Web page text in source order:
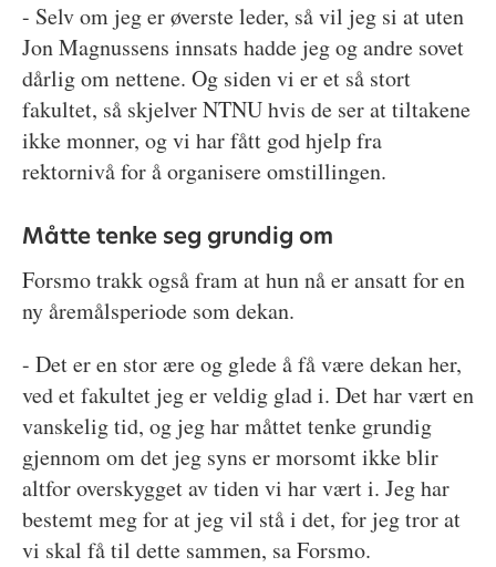
- Selv om jeg er øverste leder, så vil jeg si at uten
Jon Magnussens innsats hadde jeg og andre sovet
dårlig om nettene. Og siden vi er et så stort
fakultet, så skjelver NTNU hvis de ser at tiltakene
ikke monner, og vi har fått god hjelp fra
rektornivå for å organisere omstillingen.
Måtte tenke seg grundig om
Forsmo trakk også fram at hun nå er ansatt for en
ny åremålsperiode som dekan.
- Det er en stor ære og glede å få være dekan her,
ved et fakultet jeg er veldig glad i. Det har vært en
vanskelig tid, og jeg har måttet tenke grundig
gjennom om det jeg syns er morsomt ikke blir
altfor overskygget av tiden vi har vært i. Jeg har
bestemt meg for at jeg vil stå i det, for jeg tror at
vi skal få til dette sammen, sa Forsmo.